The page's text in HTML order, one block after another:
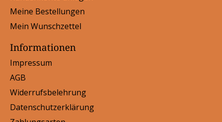
Meine Bestellungen
Mein Wunschzettel
Informationen
Impressum
AGB
Widerrufsbelehrung
Datenschutzerklärung